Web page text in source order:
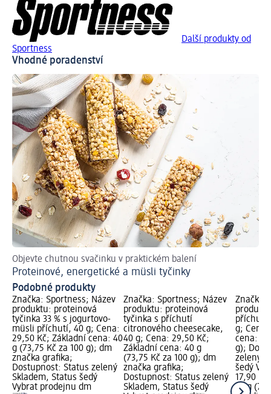
Další produkty od
Sportness
Vhodné poradenství
Objevte chutnou svačinku v praktickém balení
Proteinové, energetické a müsli tyčinky
Podobné produkty
Značka: Sportness; Název
produktu: proteinová
tyčinka 33 % s jogurtovo-
müsli příchutí, 40 g; Cena:
29,50 Kč; Základní cena: 40
g (73,75 Kč za 100 g); dm
značka grafika;
Dostupnost: Status zelený
Skladem, Status šedý
Vybrat prodejnu dm
Značka: Sportness; Název
produktu: proteinová
tyčinka s příchutí
citronového cheesecake,
40 g; Cena: 29,50 Kč;
Základní cena: 40 g
(73,75 Kč za 100 g); dm
značka grafika;
Dostupnost: Status zelený
Skladem, Status šedý
Značka:
příchutí
g; Cena:
cena: 23
g);
zelený
šedý
17,90 Kč
23 g